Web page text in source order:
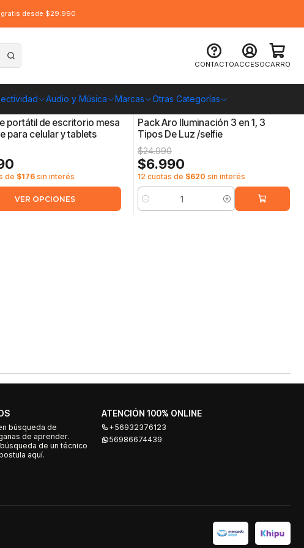
CONTACTOACCESOCARRO
Audio y Música Marcas Otras Categorías
gratis desde $29.990
portátil de escritorio mesa
para celular y tablets
de $176sin interés
VER OPCIONES
-72%OFF
Pack Aro Iluminación 3 en 1, 3
Tipos De Luz /selfie
$24.990
$6.990
12 cuotas de $620 sin interés
Cantidad
búsqueda de
de aprender.
de un técnico
aquí.
ATENCIÓN 100% ONLINE
+56932376123
56986674439